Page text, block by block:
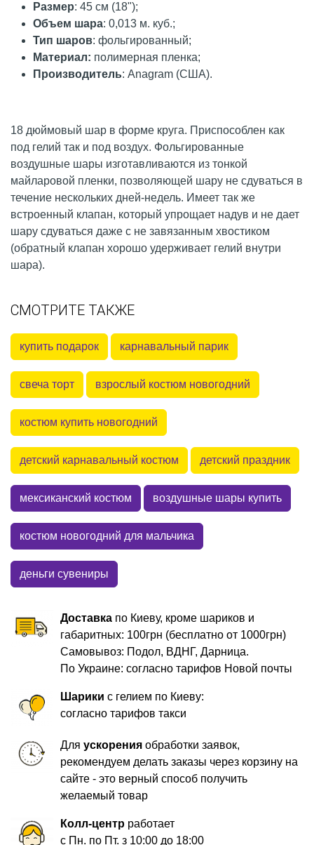
Размер: 45 см (18");
Объем шара: 0,013 м. куб.;
Тип шаров: фольгированный;
Материал: полимерная пленка;
Производитель: Anagram (США).
18 дюймовый шар в форме круга. Приспособлен как
под гелий так и под воздух. Фольгированные
воздушные шары изготавливаются из тонкой
майларовой пленки, позволяющей шару не сдуваться в
течение нескольких дней-недель. Имеет так же
встроенный клапан, который упрощает надув и не дает
шару сдуваться даже с не завязанным хвостиком
(обратный клапан хорошо удерживает гелий внутри
шара).
СМОТРИТЕ ТАКЖЕ
купить подарок карнавальный парик
свеча торт взрослый костюм новогодний
костюм купить новогодний
детский карнавальный костюм детский праздник
мексиканский костюм воздушные шары купить
костюм новогодний для мальчика
деньги сувениры
Доставка по Киеву, кроме шариков и
габаритных: 100грн (бесплатно от 1000грн)
Самовывоз: Подол, ВДНГ, Дарница.
По Украине: согласно тарифов Новой почты
Шарики с гелием по Киеву:
согласно тарифов такси
Дляускорения обработки заявок,
рекомендуем делать заказы через корзину на
сайте - это верный способ получить
желаемый товар
Колл-центр работает
с Пн. по Пт. з 10:00 до 18:00